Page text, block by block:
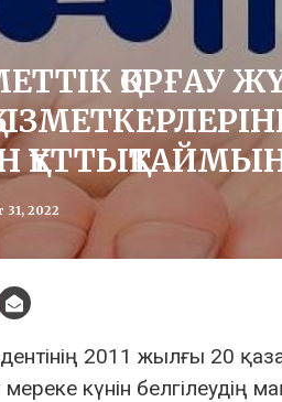
ҚОРҒАУ
31, 2022
2011 жылғы 20
мереке күнін